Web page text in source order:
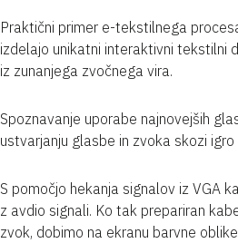
Praktični primer e-tekstilnega
izdelajo unikatni interaktivni tekstilni
iz zunanjega zvočnega vira.
Spoznavanje uporabe najnovejših
ustvarjanju glasbe in zvoka skozi
S pomočjo hekanja signalov iz VGA
z avdio signali. Ko tak prepariran
zvok, dobimo na ekranu barvne